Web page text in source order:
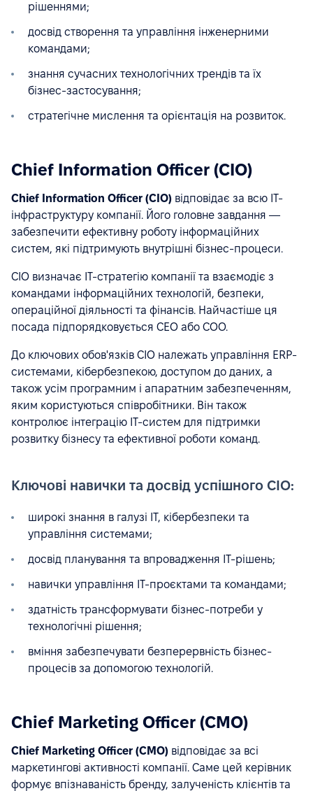
рішеннями;
досвід створення та управління інженерними
командами;
знання сучасних технологічних трендів та їх
бізнес-застосування;
стратегічне мислення та орієнтація на розвиток.
Chief Information Officer (CIO)
Chief Information Officer (CIO) відповідає за всю IT-
інфраструктуру компанії. Його головне завдання —
забезпечити ефективну роботу інформаційних
систем, які підтримують внутрішні бізнес-процеси.
CIO визначає IT-стратегію компанії та взаємодіє з
командами інформаційних технологій, безпеки,
операційної діяльності та фінансів. Найчастіше ця
посада підпорядковується CEO або COO.
До ключових обов'язків CIO належать управління ERP-
системами, кібербезпекою, доступом до даних, а
також усім програмним і апаратним забезпеченням,
яким користуються співробітники. Він також
контролює інтеграцію IT-систем для підтримки
розвитку бізнесу та ефективної роботи команд.
Ключові навички та досвід успішного CIO:
широкі знання в галузі IT, кібербезпеки та
управління системами;
досвід планування та впровадження IT-рішень;
навички управління IT-проєктами та командами;
здатність трансформувати бізнес-потреби у
технологічні рішення;
вміння забезпечувати безперервність бізнес-
процесів за допомогою технологій.
Chief Marketing Officer (CMO)
Chief Marketing Officer (CMO) відповідає за всі
маркетингові активності компанії. Саме цей керівник
формує впізнаваність бренду, залученість клієнтів та